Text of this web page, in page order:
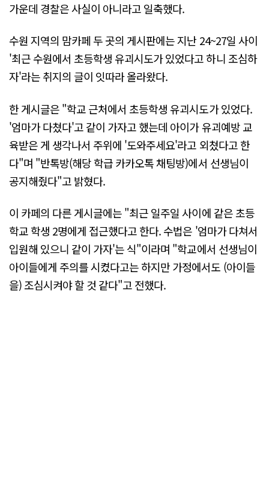
가운데 경찰은 사실이 아니라고 일축했다.
수원 지역의 맘카페 두 곳의 게시판에는 지난 24~27일 사이
'최근 수원에서 초등학생 유괴시도가 있었다고 하니 조심하
자'라는 취지의 글이 잇따라 올라왔다.
한 게시글은 "학교 근처에서 초등학생 유괴시도가 있었다.
'엄마가 다쳤다'고 같이 가자고 했는데 아이가 유괴예방 교
육받은 게 생각나서 주위에 '도와주세요'라고 외쳤다고 한
다"며 "반톡방(해당 학급 카카오톡 채팅방)에서 선생님이
공지해줬다"고 밝혔다.
이 카페의 다른 게시글에는 "최근 일주일 사이에 같은 초등
학교 학생 2명에게 접근했다고 한다. 수법은 '엄마가 다쳐서
입원해 있으니 같이 가자'는 식"이라며 "학교에서 선생님이
아이들에게 주의를 시켰다고는 하지만 가정에서도 (아이들
을) 조심시켜야 할 것 같다"고 전했다.